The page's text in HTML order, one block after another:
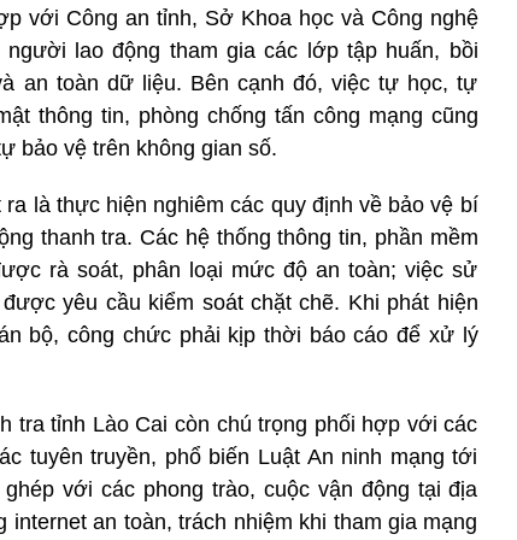
với Công an tỉnh, Sở Khoa học và Công nghệ
lao động tham gia các lớp tập huấn, bồi
an toàn dữ liệu. Bên cạnh đó, việc tự học, tự
thông tin, phòng chống tấn công mạng cũng
bảo vệ trên không gian số.
là thực hiện nghiêm các quy định về bảo vệ bí
thanh tra. Các hệ thống thông tin, phần mềm
rà soát, phân loại mức độ an toàn; việc sử
yêu cầu kiểm soát chặt chẽ. Khi phát hiện
bộ, công chức phải kịp thời báo cáo để xử lý
tra tỉnh Lào Cai còn chú trọng phối hợp với các
tuyên truyền, phổ biến Luật An ninh mạng tới
với các phong trào, cuộc vận động tại địa
an toàn, trách nhiệm khi tham gia mạng